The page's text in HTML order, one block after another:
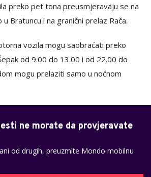
preko pet tona preusmjeravaju se na
Bratuncu i na granični prelaz Rača.
vozila mogu saobraćati preko
od 9.00 do 13.00 i od 22.00 do
mogu prelaziti samo u noćnom
ne morate da provjeravate
od drugih, preuzmite Mondo mobilnu